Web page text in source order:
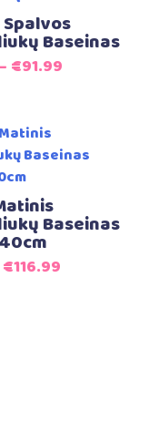
Baseinas
€91.99
Baseinas
Original
€116.99Current